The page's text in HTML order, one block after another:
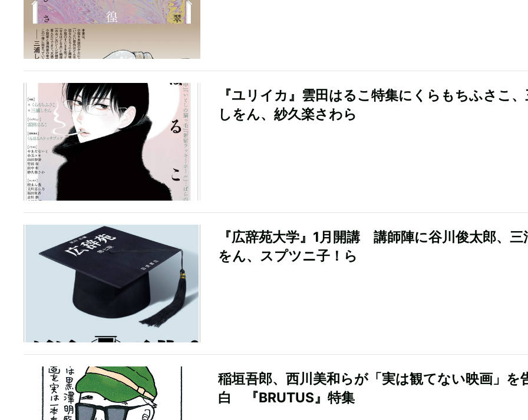
『ユリイカ』雲田はるこ特集にくらもちふさこ
しをん、紗久楽さわら
『広辞苑大学』1月開講 講師陣に谷川俊太郎、三
をん、スプツニ子！ら
稲垣吾郎、西川美和らが「実は観てない映画」を
白 『BRUTUS』特集